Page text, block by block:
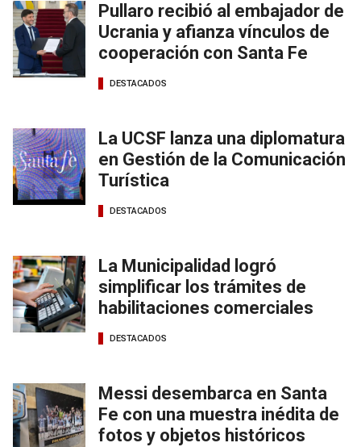
Pullaro recibió al embajador de
Ucrania y afianza vínculos de
cooperación con Santa Fe
DESTACADOS
La UCSF lanza una diplomatura
en Gestión de la Comunicación
Turística
DESTACADOS
La Municipalidad logró
simplificar los trámites de
habilitaciones comerciales
DESTACADOS
Messi desembarca en Santa
Fe con una muestra inédita de
fotos y objetos históricos